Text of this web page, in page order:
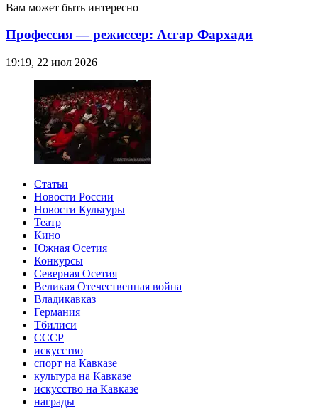
Вам может быть интересно
Профессия — режиссер: Асгар Фархади
19:19, 22 июл 2026
Статьи
Новости России
Новости Культуры
Театр
Кино
Южная Осетия
Конкурсы
Северная Осетия
Великая Отечественная война
Владикавказ
Германия
Тбилиси
СССР
искусство
спорт на Кавказе
культура на Кавказе
искусство на Кавказе
награды